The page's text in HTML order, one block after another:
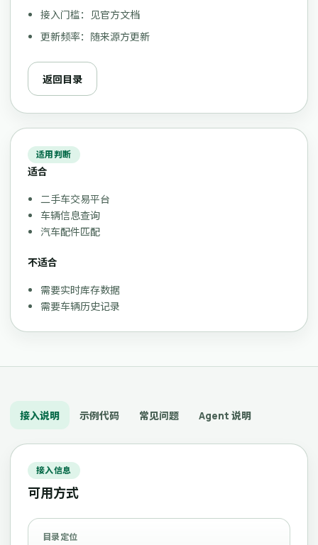
接入门槛：见官方文档
更新频率：随来源方更新
返回目录
适用判断
适合
二手车交易平台
车辆信息查询
汽车配件匹配
不适合
需要实时库存数据
需要车辆历史记录
接入说明 示例代码 常见问题 Agent 说明
接入信息
可用方式
目录定位